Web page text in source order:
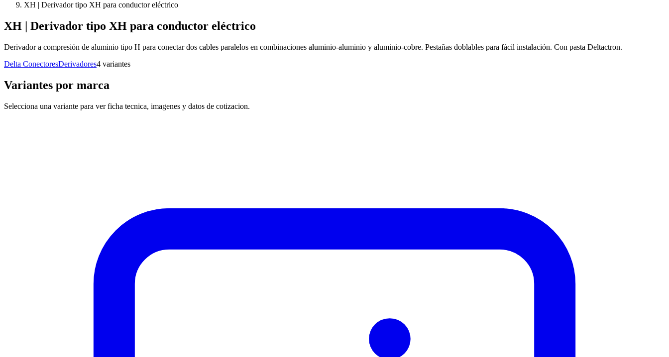
XH | Derivador tipo XH para conductor eléctrico
XH | Derivador tipo XH para conductor eléctrico
Derivador a compresión de aluminio tipo H para conectar dos cables paralelos en combinaciones aluminio-aluminio y aluminio-cobre. Pestañas doblables para fácil instalación. Con pasta Deltactron.
Delta ConectoresDerivadores4 variantes
Variantes por marca
Selecciona una variante para ver ficha tecnica, imagenes y datos de cotizacion.